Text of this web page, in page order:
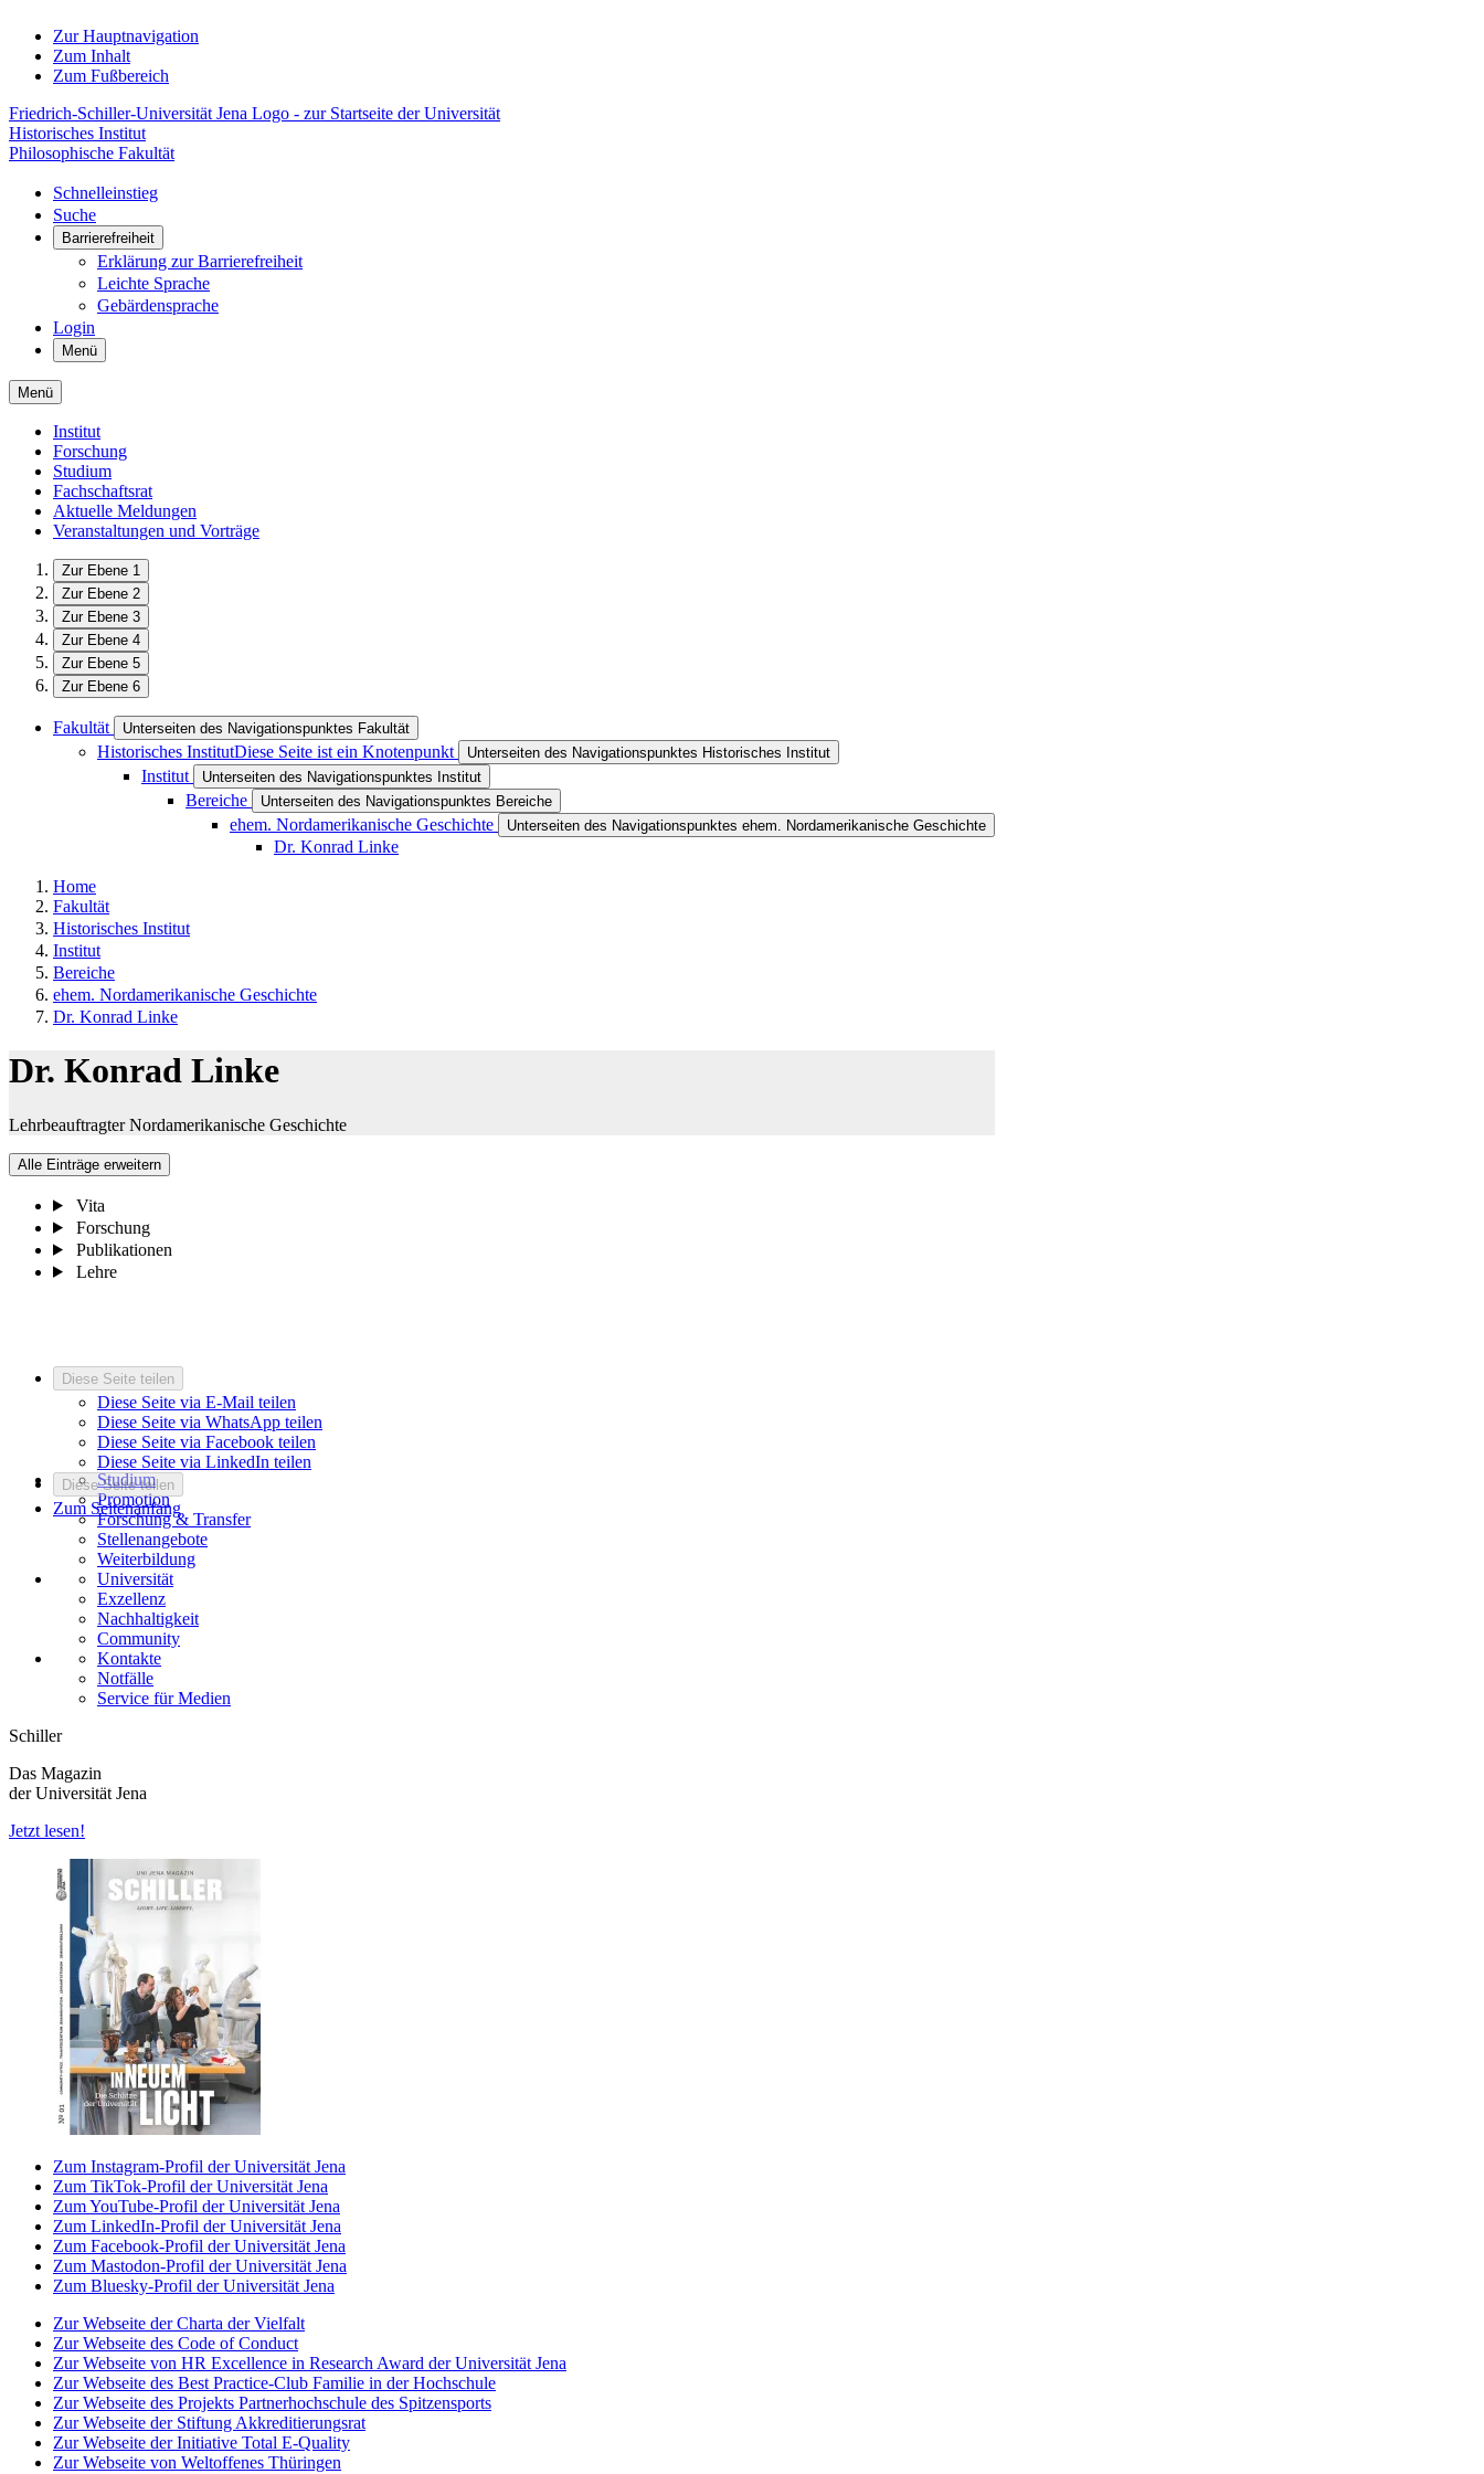
Zur Hauptnavigation
Zum Inhalt
Zum Fußbereich
Friedrich-Schiller-Universität Jena Logo - zur Startseite der Universität
Historisches Institut
Philosophische Fakultät
Schnelleinstieg
Suche
Barrierefreiheit
Erklärung zur Barrierefreiheit
Leichte Sprache
Gebärdensprache
Login
Menü
Menü
Institut
Forschung
Studium
Fachschaftsrat
Aktuelle Meldungen
Veranstaltungen und Vorträge
Zur Ebene 1
Zur Ebene 2
Zur Ebene 3
Zur Ebene 4
Zur Ebene 5
Zur Ebene 6
Fakultät Unterseiten des Navigationspunktes Fakultät
Historisches InstitutDiese Seite ist ein Knotenpunkt Unterseiten des Navigationspunktes Historisches Institut
Institut Unterseiten des Navigationspunktes Institut
Bereiche Unterseiten des Navigationspunktes Bereiche
ehem. Nordamerikanische Geschichte Unterseiten des Navigationspunktes ehem. Nordamerikanische Geschichte
Dr. Konrad Linke
Home
Fakultät
Historisches Institut
Institut
Bereiche
ehem. Nordamerikanische Geschichte
Dr. Konrad Linke
Dr. Konrad Linke
Lehrbeauftragter Nordamerikanische Geschichte
Alle Einträge erweitern
Vita
Forschung
Publikationen
Lehre
Diese Seite teilen
Diese Seite via E-Mail teilen
Diese Seite via WhatsApp teilen
Diese Seite via Facebook teilen
Diese Seite via LinkedIn teilen
Diese Seite teilen
Zum Seitenanfang
Studium
Promotion
Forschung & Transfer
Stellenangebote
Weiterbildung
Universität
Exzellenz
Nachhaltigkeit
Community
Kontakte
Notfälle
Service für Medien
Schiller
Das Magazin
der Universität Jena
Jetzt lesen!
Zum Instagram-Profil der Universität Jena
Zum TikTok-Profil der Universität Jena
Zum YouTube-Profil der Universität Jena
Zum LinkedIn-Profil der Universität Jena
Zum Facebook-Profil der Universität Jena
Zum Mastodon-Profil der Universität Jena
Zum Bluesky-Profil der Universität Jena
Zur Webseite der Charta der Vielfalt
Zur Webseite des Code of Conduct
Zur Webseite von HR Excellence in Research Award der Universität Jena
Zur Webseite des Best Practice-Club Familie in der Hochschule
Zur Webseite des Projekts Partnerhochschule des Spitzensports
Zur Webseite der Stiftung Akkreditierungsrat
Zur Webseite der Initiative Total E-Quality
Zur Webseite von Weltoffenes Thüringen